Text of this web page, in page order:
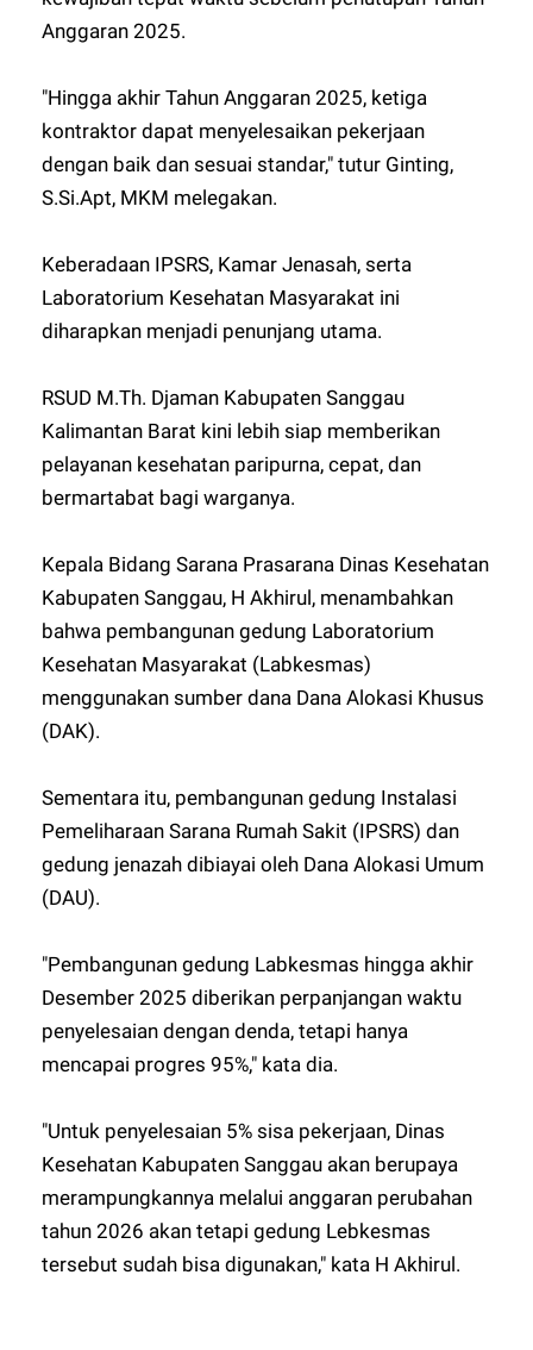
Anggaran 2025.
"Hingga akhir Tahun Anggaran 2025, ketiga
kontraktor dapat menyelesaikan pekerjaan
dengan baik dan sesuai standar," tutur Ginting,
S.Si.Apt, MKM melegakan.
Keberadaan IPSRS, Kamar Jenasah, serta
Laboratorium Kesehatan Masyarakat ini
diharapkan menjadi penunjang utama.
RSUD M.Th. Djaman Kabupaten Sanggau
Kalimantan Barat kini lebih siap memberikan
pelayanan kesehatan paripurna, cepat, dan
bermartabat bagi warganya.
Kepala Bidang Sarana Prasarana Dinas Kesehatan
Kabupaten Sanggau, H Akhirul, menambahkan
bahwa pembangunan gedung Laboratorium
Kesehatan Masyarakat (Labkesmas)
menggunakan sumber dana Dana Alokasi Khusus
(DAK).
Sementara itu, pembangunan gedung Instalasi
Pemeliharaan Sarana Rumah Sakit (IPSRS) dan
gedung jenazah dibiayai oleh Dana Alokasi Umum
(DAU).
"Pembangunan gedung Labkesmas hingga akhir
Desember 2025 diberikan perpanjangan waktu
penyelesaian dengan denda, tetapi hanya
mencapai progres 95%," kata dia.
"Untuk penyelesaian 5% sisa pekerjaan, Dinas
Kesehatan Kabupaten Sanggau akan berupaya
merampungkannya melalui anggaran perubahan
tahun 2026 akan tetapi gedung Lebkesmas
tersebut sudah bisa digunakan," kata H Akhirul.